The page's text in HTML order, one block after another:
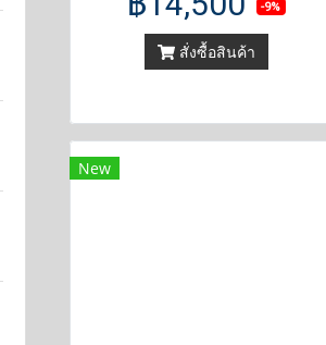
-9%
สั่งซื้อสินค้า
New